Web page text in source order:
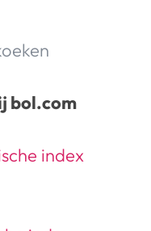
bol.com